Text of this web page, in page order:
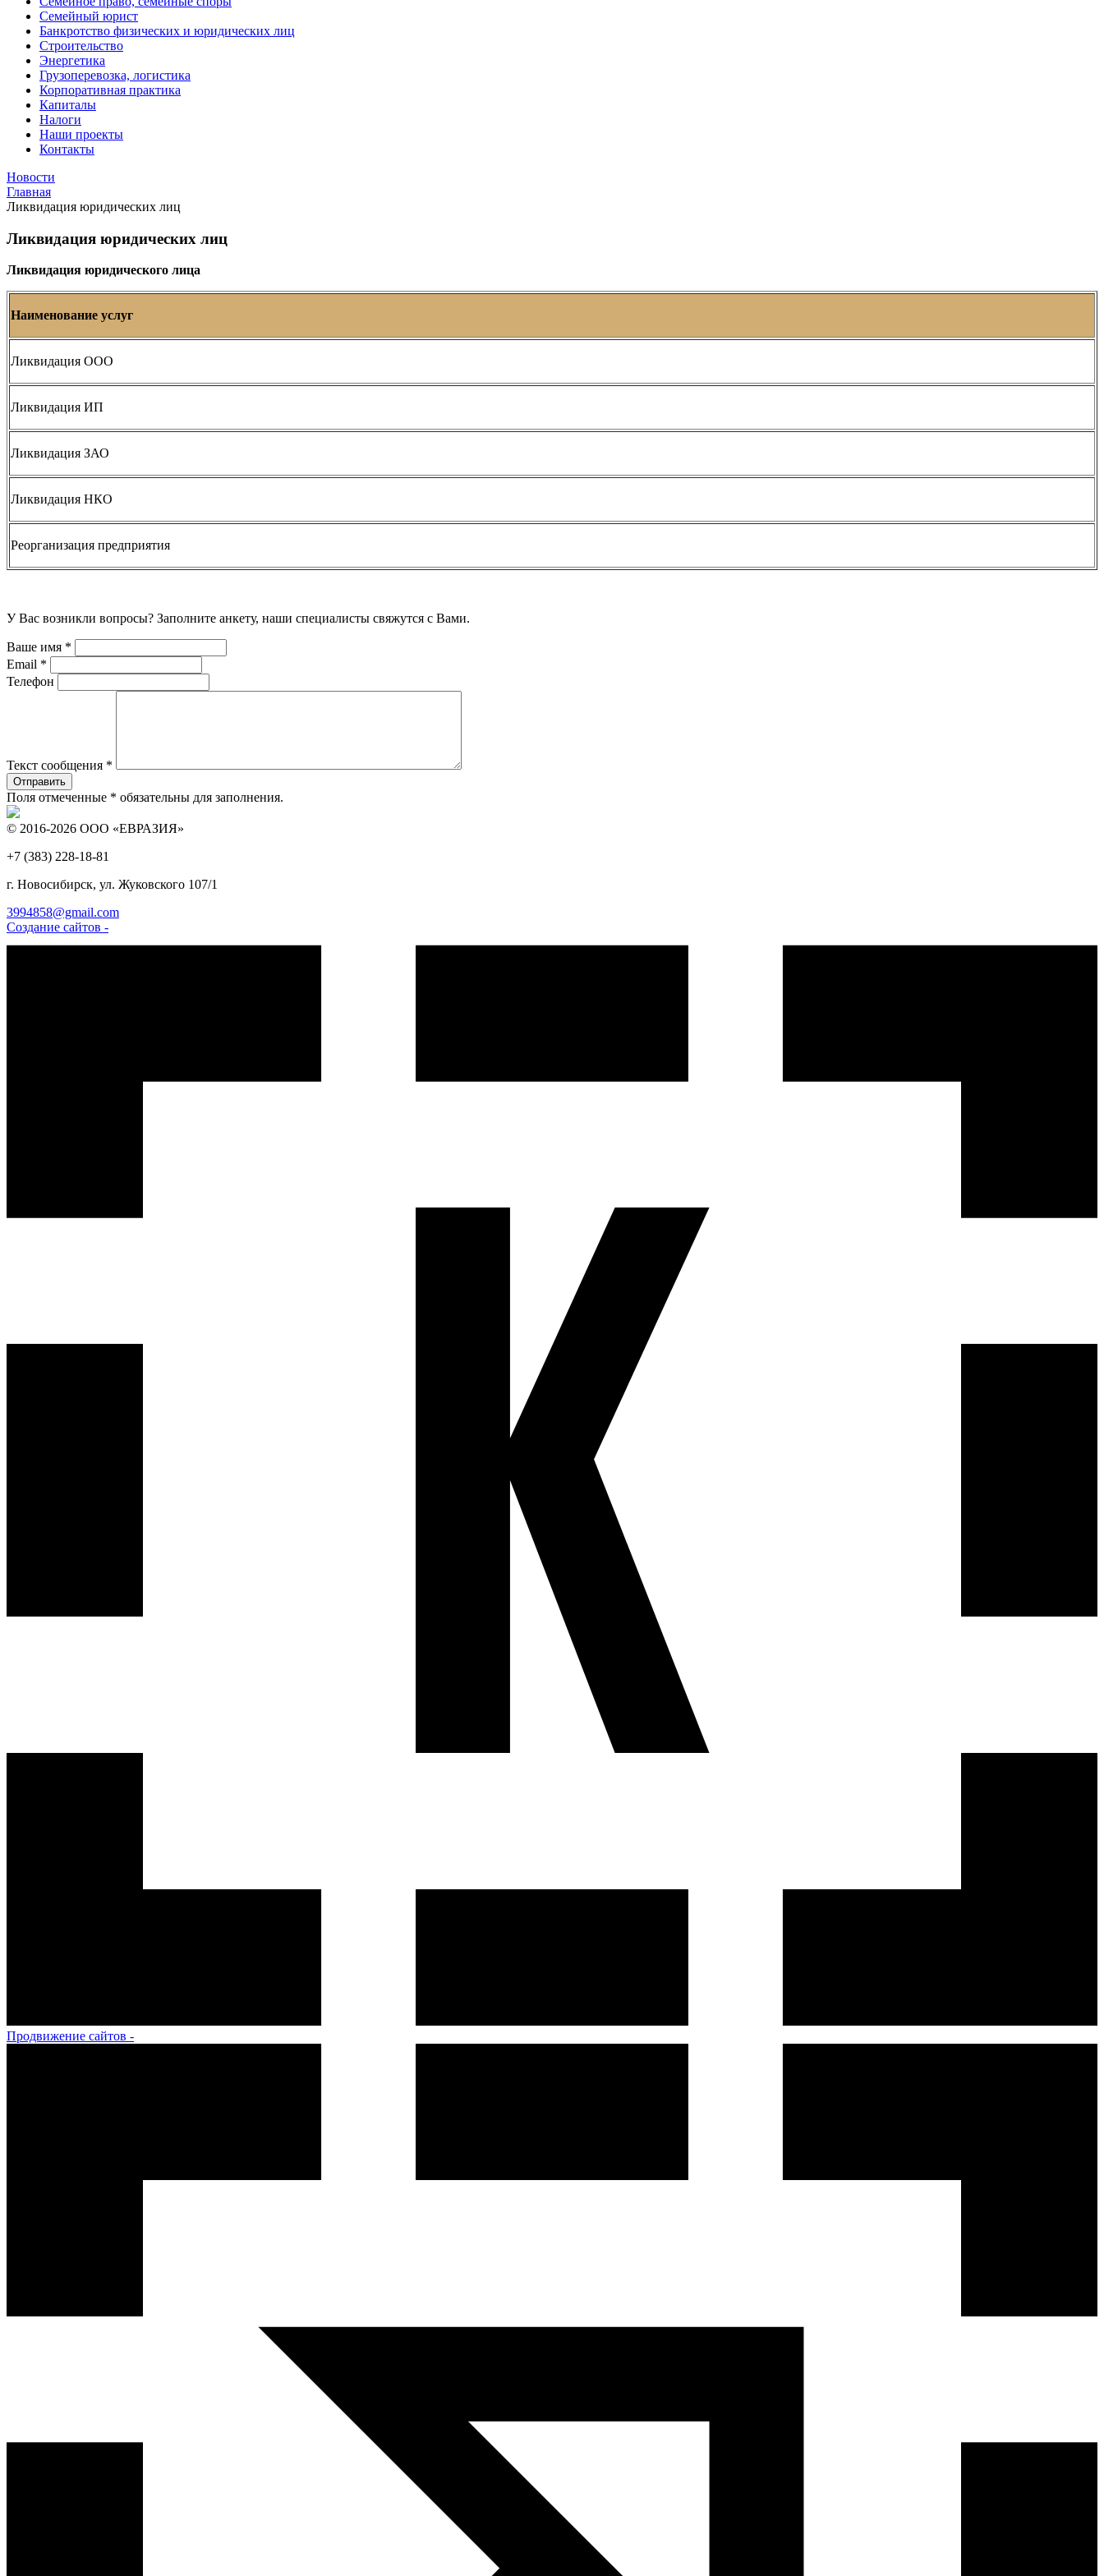
Семейный юрист
Банкротство физических и юридических лиц
Строительство
Энергетика
Грузоперевозка, логистика
Корпоративная практика
Капиталы
Налоги
Наши проекты
Контакты
Новости
Главная
Ликвидация юридических лиц
Ликвидация юридических лиц
Ликвидация юридического лица
Наименование услуг
Ликвидация ООО
Ликвидация ИП
Ликвидация ЗАО
Ликвидация НКО
Реорганизация предприятия
У Вас возникли вопросы? Заполните анкету, наши специалисты свяжутся с Вами.
Ваше имя *
Email *
Телефон
Текст сообщения *
Поля отмеченные * обязательны для заполнения.
© 2016-2026 ООО «ЕВРАЗИЯ»
+7 (383) 228-18-81
г. Новосибирск, ул. Жуковского 107/1
3994858@gmail.com
Создание сайтов -
Продвижение сайтов -